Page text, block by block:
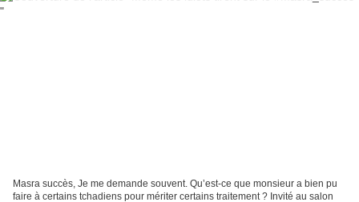
Masra succès, Je me demande souvent. Qu’est-ce que monsieur a bien pu
faire à certains tchadiens pour mériter certains traitement ? Invité au salon